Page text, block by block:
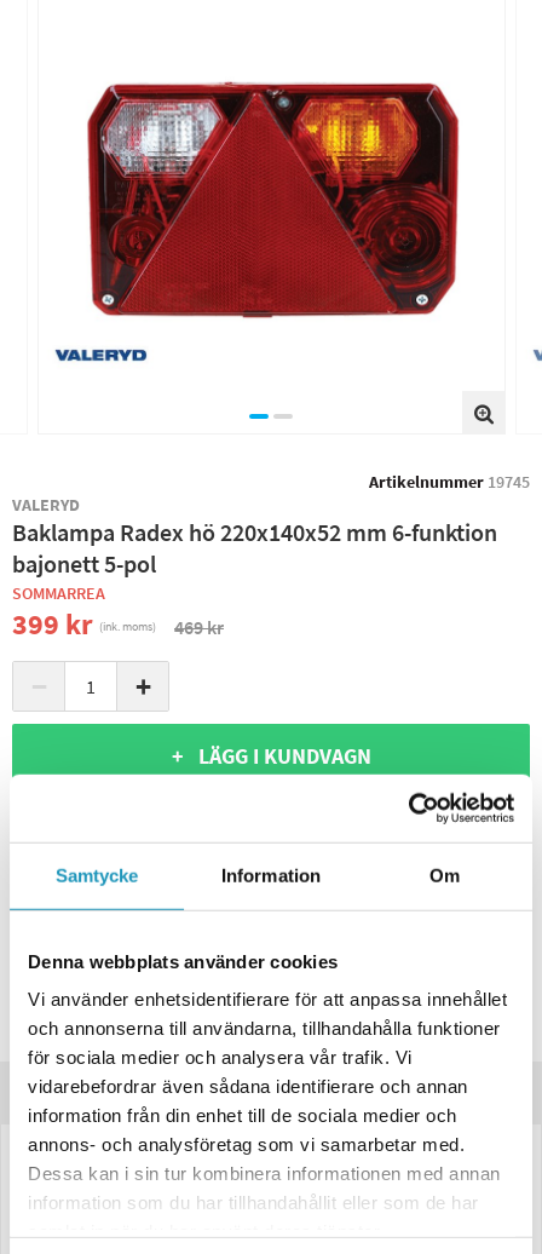
Samtycke Information Om
Denna webbplats använder cookies
Vi använder enhetsidentifierare för att anpassa innehållet
och annonserna till användarna, tillhandahålla funktioner
för sociala medier och analysera vår trafik. Vi
vidarebefordrar även sådana identifierare och annan
information från din enhet till de sociala medier och
annons- och analysföretag som vi samarbetar med.
Dessa kan i sin tur kombinera informationen med annan
information som du har tillhandahållit eller som de har
Artikelnummer 19745
VALERYD
Baklampa Radex hö 220x140x52 mm 6-funktion
bajonett 5-pol
SOMMARREA
399 kr (ink. moms) 469 kr
− +
+ LÄGG I KUNDVAGN
BUTIKSLAGER
I LAGER
Lägsta pris de senaste 30-dagarna:399 kr
Spara produkt
Frågor om produkten?
Produktinformation
Baklampa Radex Höger – 220×140×52 mm
Universellbaklykta med 6 funktioner, anpassad för släp, trailers och
nyttofordon.